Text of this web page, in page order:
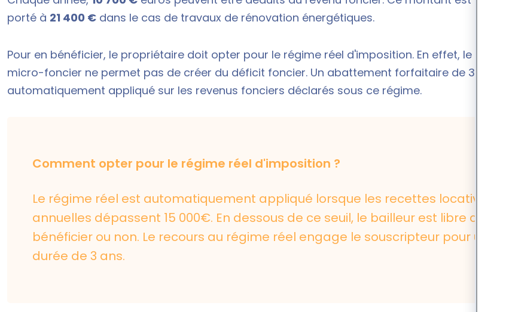
porté à 21 400 € dans le cas de travaux de rénovation énergétiques.
Pour en bénéficier, le propriétaire doit opter pour le régime réel d'imposition. En effet, le régime
micro-foncier ne permet pas de créer du déficit foncier. Un abattement forfaitaire de 30 % est
automatiquement appliqué sur les revenus fonciers déclarés sous ce régime.
Comment opter pour le régime réel d'imposition ?
Le régime réel est automatiquement appliqué lorsque les recettes locatives
annuelles dépassent 15 000€. En dessous de ce seuil, le bailleur est libre d'en
bénéficier ou non. Le recours au régime réel engage le souscripteur pour une
durée de 3 ans.